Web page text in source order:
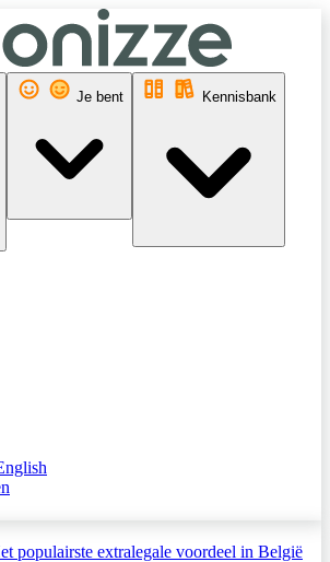
Je bent Kennisbank
populairste extralegale voordeel in België